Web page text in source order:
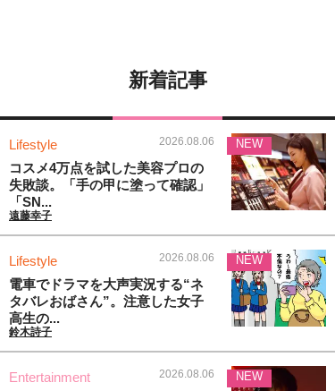
新着記事
Lifestyle 2026.08.06
コスメ4万点を試した美容プロの
失敗談。「手の甲に塗って確認」
「SN...
遠藤幸子
NEW
Lifestyle 2026.08.06
電車でドラマを大声実況する“ネ
タバレおばさん”。注意した女子
高生の...
鈴木詩子
NEW
Entertainment 2026.08.06 NEW